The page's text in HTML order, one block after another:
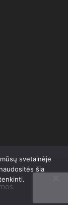
svetainėje
šia